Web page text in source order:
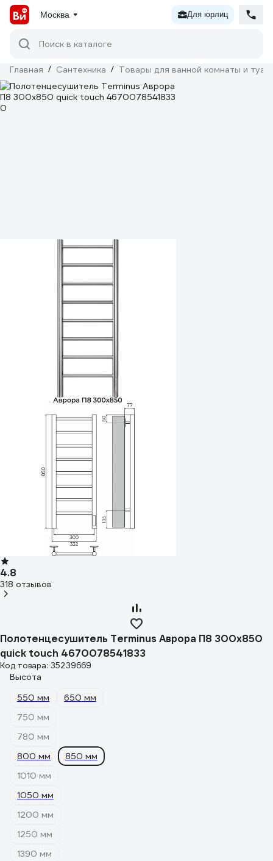
Москва Для юрлиц
Поиск в каталоге
Главная / Сантехника / Товары для ванной комнаты и
4.8
318 отзывов
Полотенцесушитель Terminus Аврора П8 300x850
quick touch 4670078541833
Код товара: 35239669
Высота
550 мм
650 мм
750 мм
780 мм
800 мм
850 мм
1010 мм
1050 мм
1200 мм
1250 мм
1390 мм